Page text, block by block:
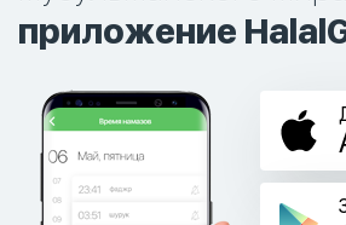
приложение